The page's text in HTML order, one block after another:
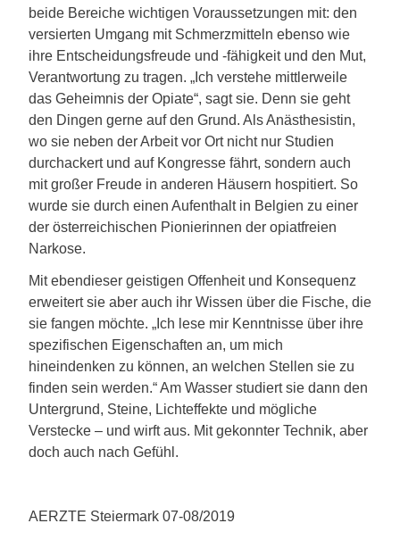
beide Bereiche wichtigen Voraussetzungen mit: den
versierten Umgang mit Schmerzmitteln ebenso wie
ihre Entscheidungsfreude und -fähigkeit und den Mut,
Verantwortung zu tragen. „Ich verstehe mittlerweile
das Geheimnis der Opiate“, sagt sie. Denn sie geht
den Dingen gerne auf den Grund. Als Anästhesistin,
wo sie neben der Arbeit vor Ort nicht nur Studien
durchackert und auf Kongresse fährt, sondern auch
mit großer Freude in anderen Häusern hospitiert. So
wurde sie durch einen Aufenthalt in Belgien zu einer
der österreichischen Pionierinnen der opiatfreien
Narkose.
Mit ebendieser geistigen Offenheit und Konsequenz
erweitert sie aber auch ihr Wissen über die Fische, die
sie fangen möchte. „Ich lese mir Kenntnisse über ihre
spezifischen Eigenschaften an, um mich
hineindenken zu können, an welchen Stellen sie zu
finden sein werden.“ Am Wasser studiert sie dann den
Untergrund, Steine, Lichteffekte und mögliche
Verstecke – und wirft aus. Mit gekonnter Technik, aber
doch auch nach Gefühl.
AERZTE Steiermark 07-08/2019